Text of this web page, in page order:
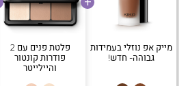
מייק אפ נוזלי בעמידות
גבוהה- חדש!
פלטת פנים עם 2
פודרות קונטור
והיילייטר